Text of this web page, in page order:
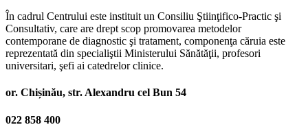
În cadrul Centrului este instituit un Consiliu Ştiinţifico-Practic şi
Consultativ, care are drept scop promovarea metodelor
contemporane de diagnostic şi tratament, componenţa căruia este
reprezentată din specialiştii Ministerului Sănătăţii, profesori
universitari, şefi ai catedrelor clinice.
or. Chișinău, str. Alexandru cel Bun 54
022 858 400